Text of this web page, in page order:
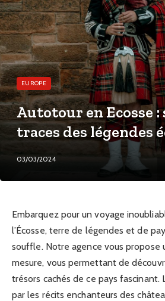
EUROPE
Autotour en Ecosse :
traces des légendes
03/03/2024
Embarquez pour un voyage
l’Écosse, terre de légendes et de
souffle. Notre agence vous propose
mesure, vous permettant de
trésors cachés de ce pays fascinant.
par les récits enchanteurs des